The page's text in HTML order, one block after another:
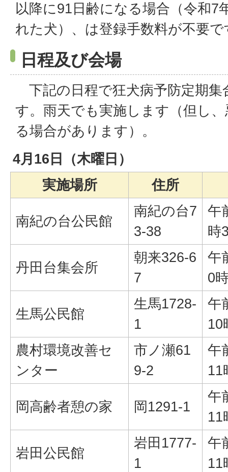
以降に91日齢になる場合（令和7
れた犬）、は登録手数料が不要で
日程及び会場
下記の日程で狂犬病予防定期集
す。雨天でも実施します（但し
る場合があります）。
4月16日（木曜日）
実施場所
住所
南紀の台公民館
南紀の台7
3-38
午
時
丹田台集会所
朝来326-6
7
午
0
生馬公民館
生馬1728-
1
午
10
農村環境改善セ
ンター
市ノ瀬61
9-2
午
11
岡高齢者憩の家 岡1291-1
午
11
岩田公民館
岩田1777-
1
午
11